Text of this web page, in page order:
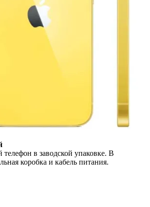
в заводской упаковке. В
коробка и кабель питания.